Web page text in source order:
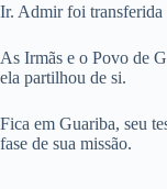
Ir. Admir foi transferida
As Irmãs e o Povo de
ela partilhou de si.
Fica em Guariba, seu
fase de sua missão.